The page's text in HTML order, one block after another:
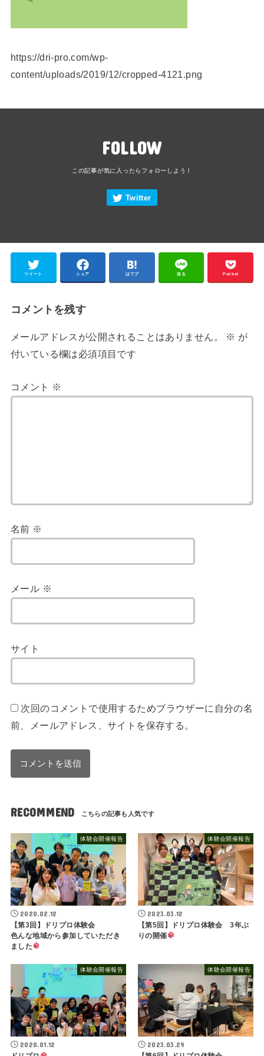
https://dri-pro.com/wp-
content/uploads/2019/12/cropped-4121.png
FOLLOW
ツイート シェア はてブ 送る Pocket
コメントを残す
メールアドレスが公開されることはありません。 ※ が
付いている欄は必須項目です
コメント ※
名前 ※
メール ※
サイト
次回のコメントで使用するためブラウザーに自分の名
前、メールアドレス、サイトを保存する。
RECOMMEND
体験会開催報告
2020.02.12
【第3回】ドリプロ体験会
色んな地域から参加していただき
ました
体験会開催報告
2023.03.12
【第5回】ドリプロ体験会 3年ぶ
りの開催
体験会開催報告
2020.01.12
体験会開催報告
2023.03.29